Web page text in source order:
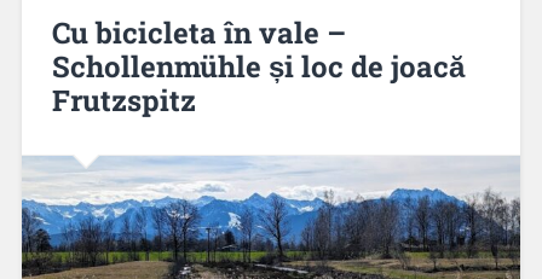
Cu bicicleta în vale –
Schollenmühle și loc de joacă
Frutzspitz